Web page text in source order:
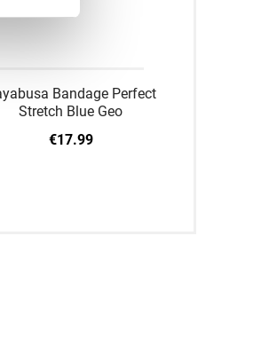
Bandage Perfect
Stretch Blue Geo
€17.99